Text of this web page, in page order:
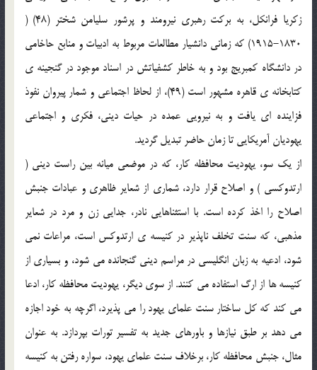
زكريا فرانكل، به بركت رهبري نيرومند و پرشور سليامن شختر (48) (
1830-1915) كه زماني دانشيار مطالعات مربوط به ادبيات و منابع حاخامي
در دانشگاه كمبريج بود و به خاطر كشفياتش در اسناد موجود در گنجينه ي
كتابخانه ي قاهره مشهور است (49)، از لحاظ اجتماعي و شمار پيروان نفوذ
فزاينده اي يافت و به نيرويي عمده در حيات ديني، فكري و اجتماعي
يهوديان آمريكايي تا زمان حاضر تبديل گرديد.
از يك سو، يهوديت محافظه كار، كه در موضعي ميانه بين راست ديني (
ارتدوكسي ) و اصلاح قرار دارد، شماري از شعاير ظاهري و عبادات جنبش
اصلاح را اخذ كرده است. با استثناهايي نادر، جدايي زن و مرد در شعاير
مذهبي، كه سنت تخلف ناپذير در كنيسه ي ارتدوكس است، مراعات نمي
شود، ادعيه به زبان انگليسي در مراسم ديني گنجانده مي شود، و بسياري از
كنيسه ها از ارگ استفاده مي كنند. از سوي ديگر، يهوديت محافظه كار، ادعا
مي كند كه كل ساختار سنت علماي يهود را مي پذيرد، اگرچه به خود اجازه
مي دهد بر طبق نيازها و باورهاي جديد به تفسير تورات بپردازد. به عنوان
مثال، جنبش محافظه كار، برخلاف سنت علماي يهود، سواره رفتن به كنيسه